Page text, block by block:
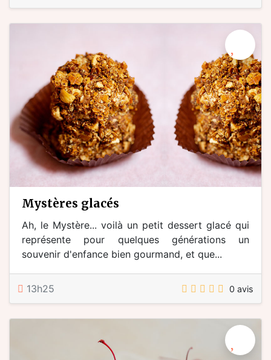
mystères glacés
Ah, le Mystère... voilà un petit dessert glacé qui
représente pour quelques générations un
souvenir d'enfance bien gourmand, et que...
13h25 0 avis